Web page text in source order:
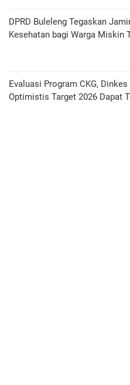
DPRD Buleleng Tegaskan
Kesehatan bagi Warga Miskin
Evaluasi Program CKG,
Optimistis Target 2026 Dapat